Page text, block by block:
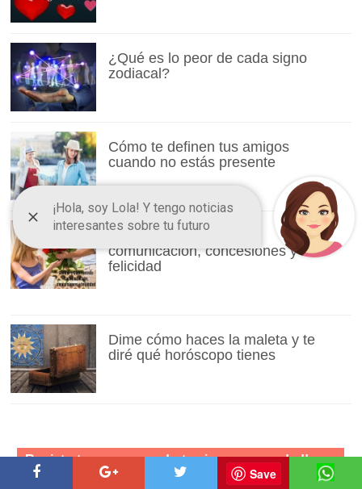
¿Qué es lo peor de cada signo
zodiacal?
Cómo te definen tus amigos
cuando no estás presente
comunicación, concesiones y
felicidad
Dime cómo haces la maleta y te
diré qué horóscopo tienes
Save